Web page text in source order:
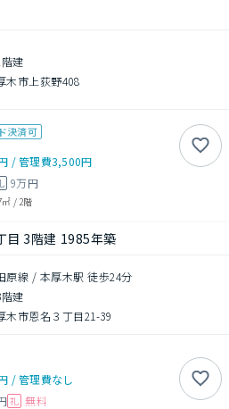
建
木市上荻野408
決済可
/管理費3,500円
9万円
㎡ /2階
目 3階建 1985年築
原線 / 本厚木駅 徒歩24分
建
木市恩名３丁目21-39
/管理費なし
礼 無料